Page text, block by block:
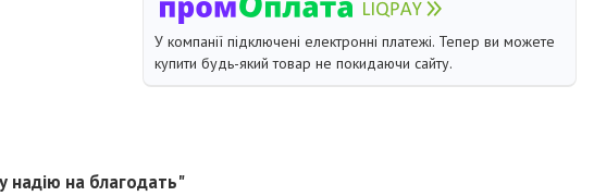
У компанії підключені електронні платежі. Тепер ви можете
купити будь-який товар не покидаючи сайту.
надію на благодать"